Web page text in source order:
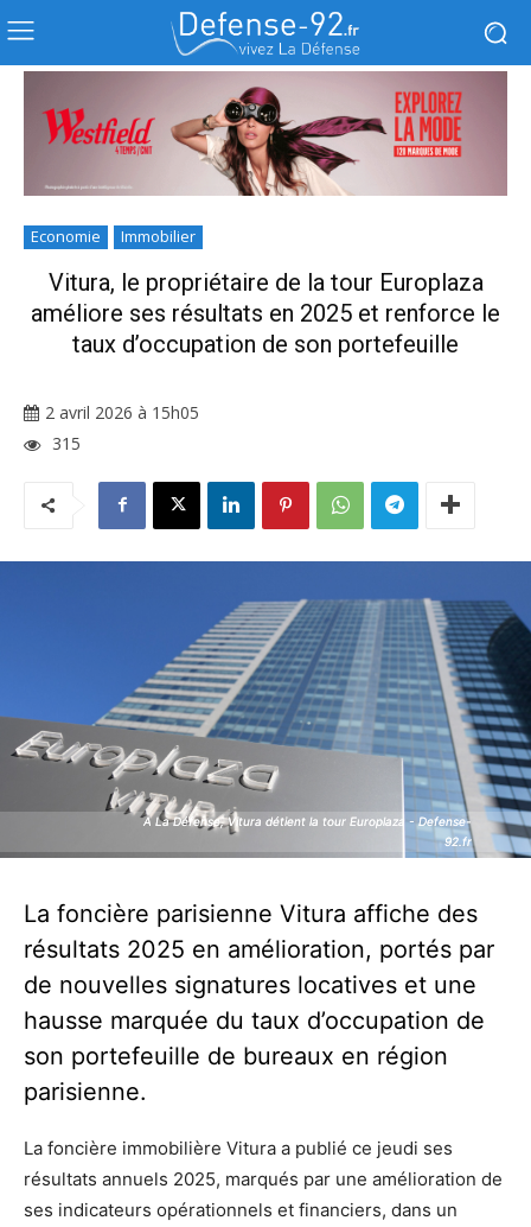
Economie Immobilier
Vitura, le propriétaire de la tour Europlaza
améliore ses résultats en 2025 et renforce le
taux d’occupation de son portefeuille
2 avril 2026 à 15h05
315
A La Défense, Vitura détient la tour Europlaza - Defense-
92.fr
A La Défense, Vitura détient la tour Europlaza - Defense-
92.fr
La foncière parisienne Vitura affiche des
résultats 2025 en amélioration, portés par
de nouvelles signatures locatives et une
hausse marquée du taux d’occupation de
son portefeuille de bureaux en région
parisienne.
La foncière immobilière Vitura a publié ce jeudi ses
résultats annuels 2025, marqués par une amélioration de
ses indicateurs opérationnels et financiers, dans un